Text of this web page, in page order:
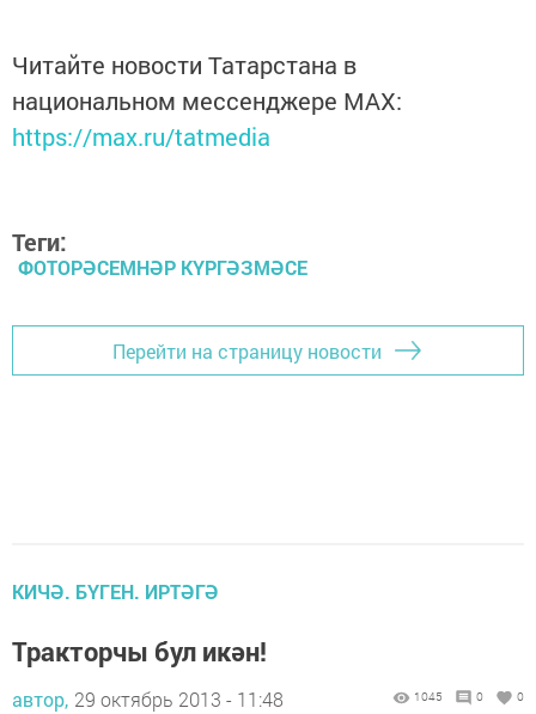
Читайте новости Татарстана в
национальном мессенджере MАХ:
https://max.ru/tatmedia
Теги:
ФОТОРӘСЕМНӘР КҮРГӘЗМӘСЕ
Перейти на страницу новости
КИЧӘ. БҮГЕН. ИРТӘГӘ
Тракторчы бул икән!
автор, 29 октябрь 2013 - 11:48 1045 0 0